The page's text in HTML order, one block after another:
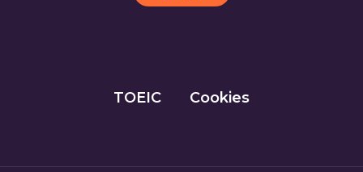
TOEIC Cookies